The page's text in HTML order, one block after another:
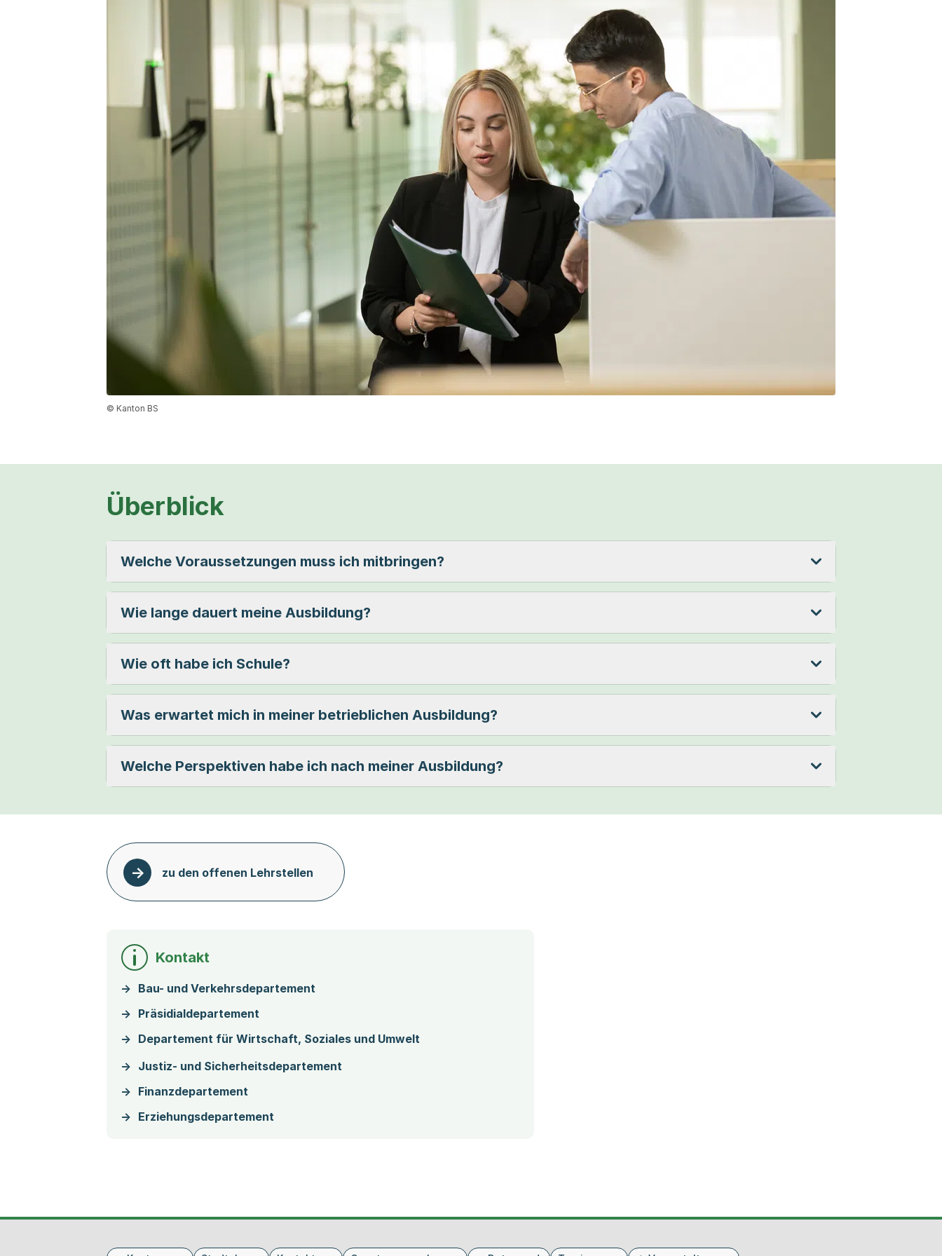
© Kanton BS
Überblick
Welche Voraussetzungen muss ich mitbringen?
Wie lange dauert meine Ausbildung?
Wie oft habe ich Schule?
Was erwartet mich in meiner betrieblichen Ausbildung?
Welche Perspektiven habe ich nach meiner Ausbildung?
zu den offenen Lehrstellen
Kontakt
Bau- und Verkehrsdepartement
Präsidialdepartement
Departement für Wirtschaft, Soziales und Umwelt
Justiz- und Sicherheitsdepartement
Finanzdepartement
Erziehungsdepartement